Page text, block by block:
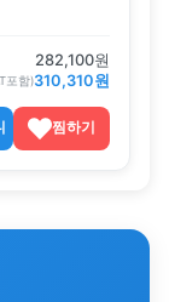
282,100원
포함)310,310원
찜하기